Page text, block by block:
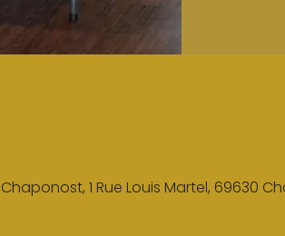
1 Rue Louis Martel, 69630